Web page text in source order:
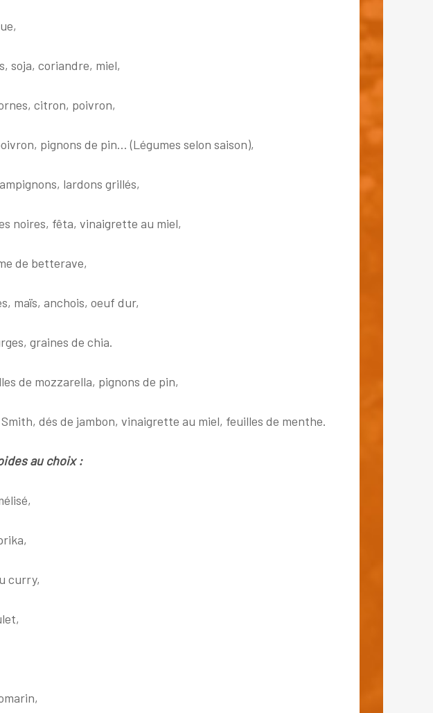
soja, coriandre, miel,
citron, poivron,
pignons de pin… (Légumes selon saison),
lardons grillés,
noires, fêta, vinaigrette au miel,
de betterave,
maïs, anchois, oeuf dur,
graines de chia.
de mozzarella, pignons de pin,
dés de jambon, vinaigrette au miel, feuilles de menthe.
au choix :
curry,